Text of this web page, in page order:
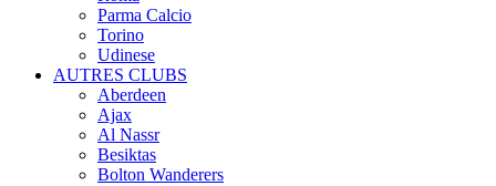
Parma Calcio
Torino
Udinese
AUTRES CLUBS
Aberdeen
Ajax
Al Nassr
Besiktas
Bolton Wanderers